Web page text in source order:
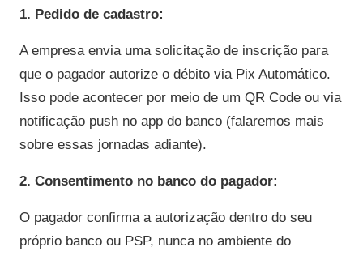
1. Pedido de cadastro:
A empresa envia uma solicitação de inscrição para
que o pagador autorize o débito via Pix Automático.
Isso pode acontecer por meio de um QR Code ou via
notificação push no app do banco (falaremos mais
sobre essas jornadas adiante).
2. Consentimento no banco do pagador:
O pagador confirma a autorização dentro do seu
próprio banco ou PSP, nunca no ambiente do